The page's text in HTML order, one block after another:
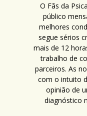
O Fãs da
público
melhores
segue sérios
mais de 12
trabalho de
parceiros. As
com o intuito
opinião de
diagnóstico